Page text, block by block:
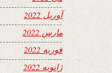
آوریل 2022
مارس 2022
فوریه 2022
ژانویه 2022